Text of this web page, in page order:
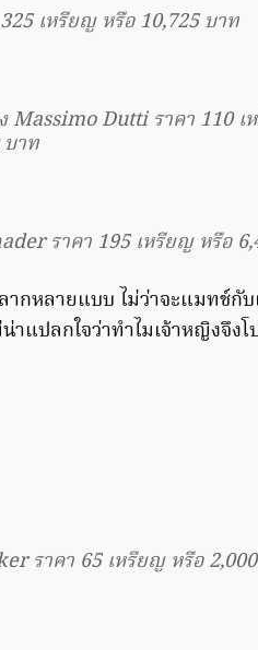
เหรียญ หรือ 10,725 บาท
Massimo Dutti ราคา 110 เ
บาท
ราคา 195 เหรียญ หรือ
กหลายแบบ ไม่ว่าจะแมทช์กับ
แปลกใจว่าทำไมเจ้าหญิงจึงโ
ราคา 65 เหรียญ หรือ